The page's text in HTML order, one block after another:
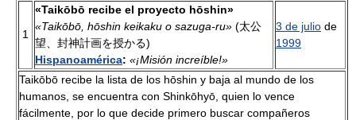
1
«Taikōbō recibe el proyecto hōshin»
«Taikōbō, hōshin keikaku o sazuga-ru» (太公
望、封神計画を授かる)
Hispanoamérica: «¡Misión increíble!»
3 de julio de
1999
Taikōbō recibe la lista de los hōshin y baja al mundo de los
humanos, se encuentra con Shinkōhyō, quien lo vence
fácilmente, por lo que decide primero buscar compañeros